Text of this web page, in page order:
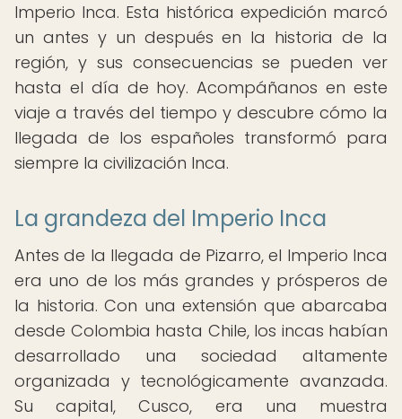
Imperio Inca. Esta histórica expedición marcó
un antes y un después en la historia de la
región, y sus consecuencias se pueden ver
hasta el día de hoy. Acompáñanos en este
viaje a través del tiempo y descubre cómo la
llegada de los españoles transformó para
siempre la civilización Inca.
La grandeza del Imperio Inca
Antes de la llegada de Pizarro, el Imperio Inca
era uno de los más grandes y prósperos de
la historia. Con una extensión que abarcaba
desde Colombia hasta Chile, los incas habían
desarrollado una sociedad altamente
organizada y tecnológicamente avanzada.
Su capital, Cusco, era una muestra